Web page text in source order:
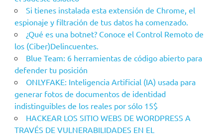
Si tienes instalada esta extensión de Chrome, el
espionaje y filtración de tus datos ha comenzado.
¿Qué es una botnet? Conoce el Control Remoto de
los (Ciber)Delincuentes.
Blue Team: 6 herramientas de código abierto para
defender tu posición
ONLYFAKE: Inteligencia Artificial (IA) usada para
generar fotos de documentos de identidad
indistinguibles de los reales por sólo 15$
HACKEAR LOS SITIO WEBS DE WORDPRESS A
TRAVÉS DE VULNERABILIDADES EN EL